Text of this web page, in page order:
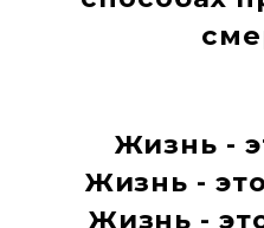
Жизнь -
Жизнь -
Жизнь -